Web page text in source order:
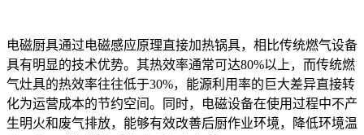
电磁厨具通过电磁感应原理直接加热锅具，相比传统燃气设备
具有明显的技术优势。其热效率通常可达80%以上，而传统燃
气灶具的热效率往往低于30%，能源利用率的巨大差异直接转
化为运营成本的节约空间。同时，电磁设备在使用过程中不产
生明火和废气排放，能够有效改善后厨作业环境，降低环境温